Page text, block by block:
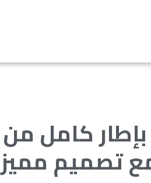
كامل من
تصميم مميز